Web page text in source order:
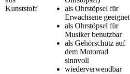
Kunststoff
als Ohrstöpsel für
Erwachsene geeignet
als Ohrstöpsel für
Musiker benutzbar
als Gehörschutz auf
dem Motorrad
sinnvoll
wiederverwendbar